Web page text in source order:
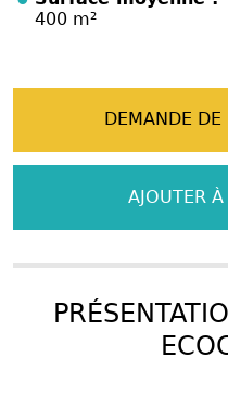
400 m²
DEMANDE
AJOUTER